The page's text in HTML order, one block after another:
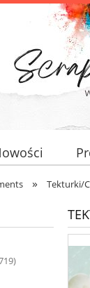
» Tekturki/